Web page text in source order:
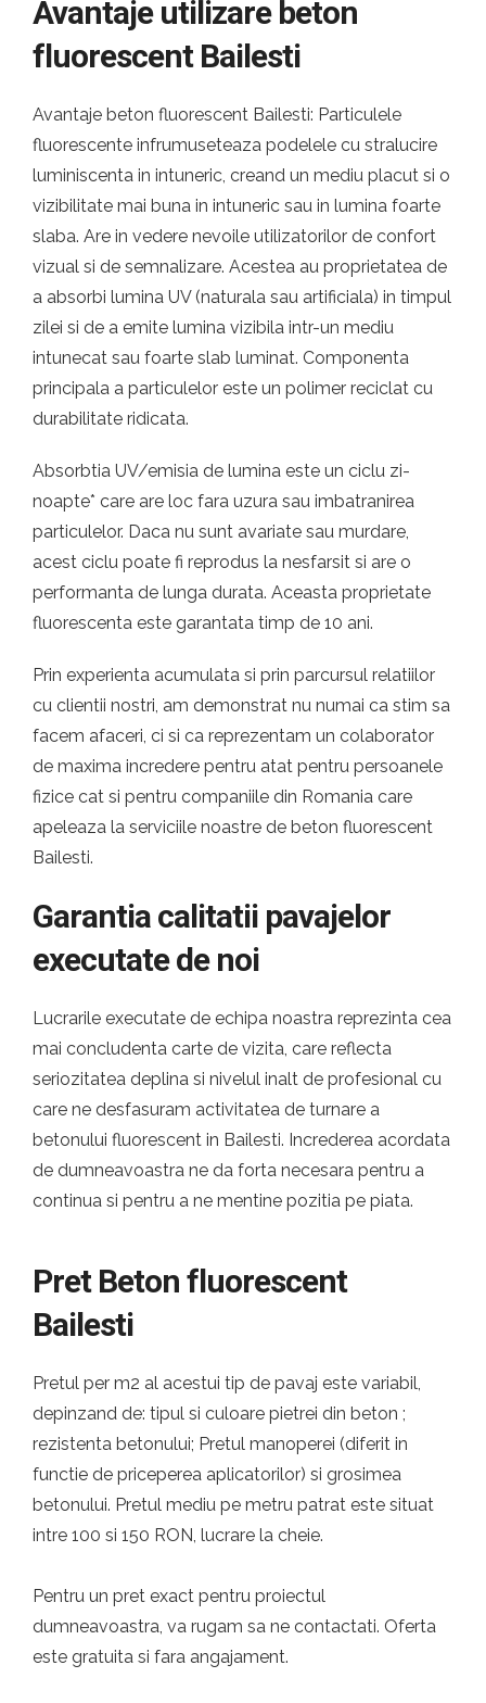
Avantaje utilizare beton
fluorescent Bailesti
Avantaje beton fluorescent Bailesti: Particulele
fluorescente infrumuseteaza podelele cu stralucire
luminiscenta in intuneric, creand un mediu placut si o
vizibilitate mai buna in intuneric sau in lumina foarte
slaba. Are in vedere nevoile utilizatorilor de confort
vizual si de semnalizare. Acestea au proprietatea de
a absorbi lumina UV (naturala sau artificiala) in timpul
zilei si de a emite lumina vizibila intr-un mediu
intunecat sau foarte slab luminat. Componenta
principala a particulelor este un polimer reciclat cu
durabilitate ridicata.
Absorbtia UV/emisia de lumina este un ciclu zi-
noapte* care are loc fara uzura sau imbatranirea
particulelor. Daca nu sunt avariate sau murdare,
acest ciclu poate fi reprodus la nesfarsit si are o
performanta de lunga durata. Aceasta proprietate
fluorescenta este garantata timp de 10 ani.
Prin experienta acumulata si prin parcursul relatiilor
cu clientii nostri, am demonstrat nu numai ca stim sa
facem afaceri, ci si ca reprezentam un colaborator
de maxima incredere pentru atat pentru persoanele
fizice cat si pentru companiile din Romania care
apeleaza la serviciile noastre de beton fluorescent
Bailesti.
Garantia calitatii pavajelor
executate de noi
Lucrarile executate de echipa noastra reprezinta cea
mai concludenta carte de vizita, care reflecta
seriozitatea deplina si nivelul inalt de profesional cu
care ne desfasuram activitatea de turnare a
betonului fluorescent in Bailesti. Increderea acordata
de dumneavoastra ne da forta necesara pentru a
continua si pentru a ne mentine pozitia pe piata.
Pret Beton fluorescent
Bailesti
Pretul per m2 al acestui tip de pavaj este variabil,
depinzand de: tipul si culoare pietrei din beton ;
rezistenta betonului; Pretul manoperei (diferit in
functie de priceperea aplicatorilor) si grosimea
betonului. Pretul mediu pe metru patrat este situat
intre 100 si 150 RON, lucrare la cheie.
Pentru un pret exact pentru proiectul
dumneavoastra, va rugam sa ne contactati. Oferta
este gratuita si fara angajament.